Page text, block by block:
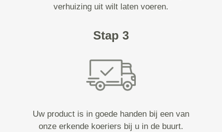
verhuizing uit wilt laten voeren.
Stap 3
Uw product is in goede handen bij een van
onze erkende koeriers bij u in de buurt.